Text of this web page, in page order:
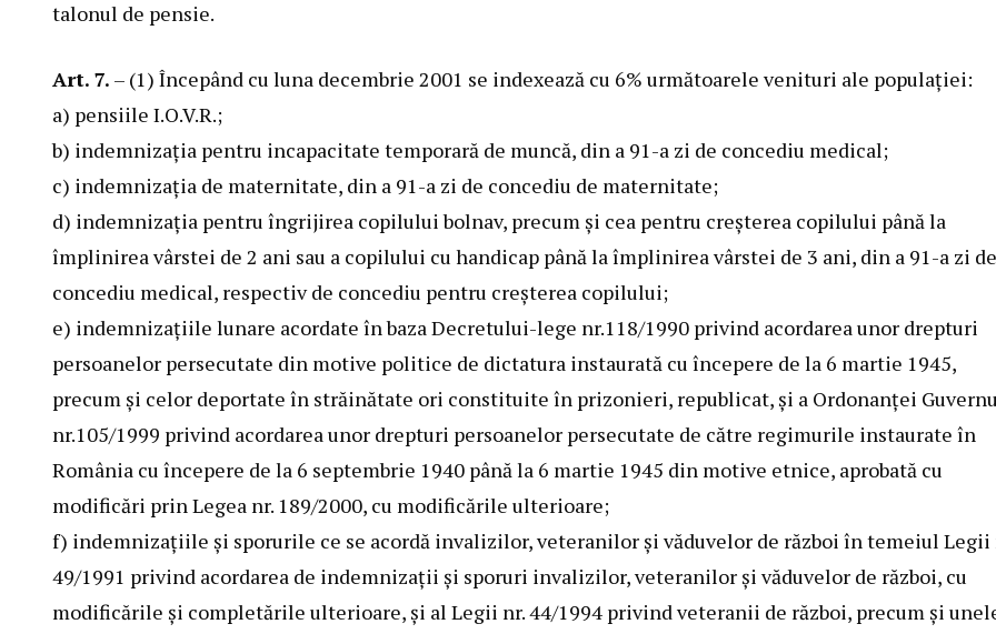
talonul de pensie.
Art. 7. – (1) Începând cu luna decembrie 2001 se indexează cu 6% următoarele venituri ale populaţiei:
a) pensiile I.O.V.R.;
b) indemnizaţia pentru incapacitate temporară de muncă, din a 91-a zi de concediu medical;
c) indemnizaţia de maternitate, din a 91-a zi de concediu de maternitate;
d) indemnizaţia pentru îngrijirea copilului bolnav, precum şi cea pentru creşterea copilului până la
împlinirea vârstei de 2 ani sau a copilului cu handicap până la împlinirea vârstei de 3 ani, din a 91-a zi de
concediu medical, respectiv de concediu pentru creşterea copilului;
e) indemnizaţiile lunare acordate în bazaDecretului-lege nr.118/1990 privind acordarea unor drepturi
persoanelor persecutate din motive politice de dictatura instaurată cu începere de la 6 martie 1945,
precum şi celor deportate în străinătate ori constituite în prizonieri, republicat, şi a Ordonanţei
nr.105/1999 privind acordarea unor drepturi persoanelor persecutate de către regimurile instaurate în
România cu începere de la 6 septembrie 1940 până la 6 martie 1945 din motive etnice, aprobată cu
modificări prinLegea nr. 189/2000, cu modificările ulterioare;
f) indemnizaţiile şi sporurile ce se acordă invalizilor, veteranilor şi văduvelor de război în temeiul Legii
49/1991 privind acordarea de indemnizaţii şi sporuri invalizilor, veteranilor şi văduvelor de război, cu
modificările şi completările ulterioare, şi al Legii nr. 44/1994 privind veteranii de război, precum şi